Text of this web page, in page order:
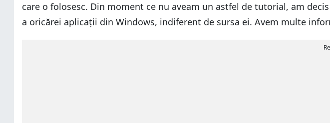
care o folosesc. Din moment ce nu aveam un astfel de tutorial, am
a oricărei aplicații din Windows, indiferent de sursa ei. Avem multe